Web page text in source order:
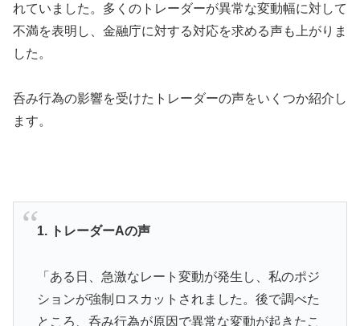
れていました。多くのトレーダーが異常な変動幅に対して
不満を表明し、金融庁に対する対応を求める声も上がりま
した。
呑み行為の影響を受けたトレーダーの声をいくつか紹介し
ます。
1. トレーダーAの声
「ある日、急激なレート変動が発生し、私のポジ
ションが強制ロスカットされました。後で調べた
ところ、呑み行為が原因で異常な変動が起きたこ